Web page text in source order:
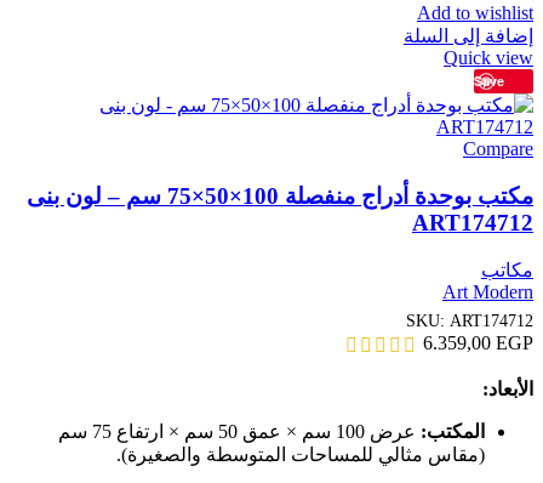
Add to wishlist
إضافة إلى السلة
Quick view
Save
Compare
مكتب بوحدة أدراج منفصلة 100×50×75 سم – لون بنى
ART174712
مكاتب
Art Modern
SKU: ART174712
6.359,00 EGP
الأبعاد:
المكتب:
عرض 100 سم × عمق 50 سم × ارتفاع 75 سم
(مقاس مثالي للمساحات المتوسطة والصغيرة).